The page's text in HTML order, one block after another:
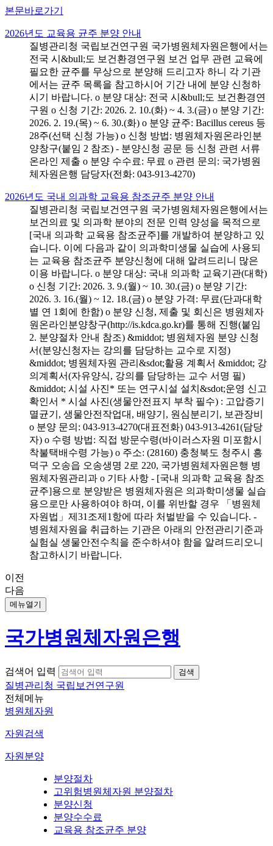
본문바로가기
2026년도 교육용 균주 분양 안내
질병관리청 국립보건연구원 국가병원체자원은행에서는
전국 시&bull;도 보건환경연구원 보건 업무 관련 교육에
필요한 균주를 무상으로 분양해 드리고자 하니 각 기관
에서는 균주 목록을 참고하시어 기간 내에 분양 신청하
시기 바랍니다. o 분양 대상: 전국 시&bull;도 보건환경연
구원 o 신청 기간: 2026. 2. 10.(화) ~ 4. 3.(금) o 분양 기간:
2026. 2. 19.(목) ~ 6. 30.(화) o 분양 균주: Bacillus cereus 등
28주(선택 신청 가능) o 신청 방법: 병원체자원온라인분
양창구(붙임 2 참조) - 분양신청 공문 등 신청 관련 서류
온라인 제출 o 분양 수수료: 무료 o 관련 문의: 국가병원
체자원은행 담당자(전화: 043-913-4270)
2026년도 국내 의과학 교육용 참조균주 분양 안내
질병관리청 국립보건연구원 국가병원체자원은행에서는
보건의료 및 의과학 분야의 전문 인력 양성을 목적으로
[국내 의과학 교육용 참조균주]를 개발하여 분양하고 있
습니다. 이에 다음과 같이 의과학미생물 실습에 사용되
는 교육용 참조균주 분양신청에 대해 알려드리니 많은
이용 바랍니다. o 분양 대상: 국내 의과학 교육기관(대학)
o 신청 기간: 2026. 3. 9.(월) ~ 10. 30.(금) o 분양 기간:
2026. 3. 16.(월) ~ 12. 18.(금) o 분양 가격: 무료(단과대학
별 연 1회에 한함) o 분양 신청, 제출 및 회신은 병원체자
원온라인분양창구(http://is.kdca.go.kr)를 통해 진행(붙임
2. 분양절차 안내 참조) &middot; 병원체자원 분양 신청
서(분양신청자는 강의를 담당하는 교수로 지정)
&middot; 병원체자원 관리&sdot;활용 계획서 &middot; 강
의계획서(자유양식, 강의를 담당하는 교수 서명 필)
&middot; 시설 사진* 또는 연구시설 설치&sdot;운영 신고
확인서 * 시설 사진(생물안전표지 부착 필수) : 고압증기
멸균기, 생물안전작업대, 배양기, 원심분리기, 보관장비
o 분양 문의: 043-913-4270(대표전화) 043-913-4261(담당
자) o 수령 방법: 직접 방문수령(바이러스자원 미포함시
착불택배수령 가능) o 주소: (28160) 충청북도 청주시 흥
덕구 오송읍 오송생명 2로 220, 국가병원체자원은행 병
원체자원관리과 o 기타 사항 - [국내 의과학 교육용 참조
균주]용으로 분양받은 병원체자원은 의과학미생물 실습
용으로만 사용하여야 하며, 이를 위반할 경우 「병원체
자원법」제31조제1항에 따라 처벌받을 수 있습니다. -
병원체자원을 취급하는 기관은 아래의 안전관리기준과
실험실 생물안전수칙을 준수하셔야 함을 알려드리오니
참고하시기 바랍니다.
이전
다음
메뉴열기
국가병원체자원은행
검색어 입력
질병관리청 국립보건연구원
전체메뉴
병원체자원
자원검색
자원분양
분양절차
고위험병원체자원 분양절차
분양신청
분양수수료
교육용 참조균주 분양